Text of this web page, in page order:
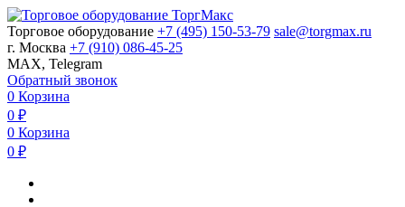
Торговое оборудование +7 (495) 150-53-79 sale@torgmax.ru
г. Москва +7 (910) 086-45-25
MAX, Telegram
Обратный звонок
0 Корзина
0 ₽
0 Корзина
0 ₽